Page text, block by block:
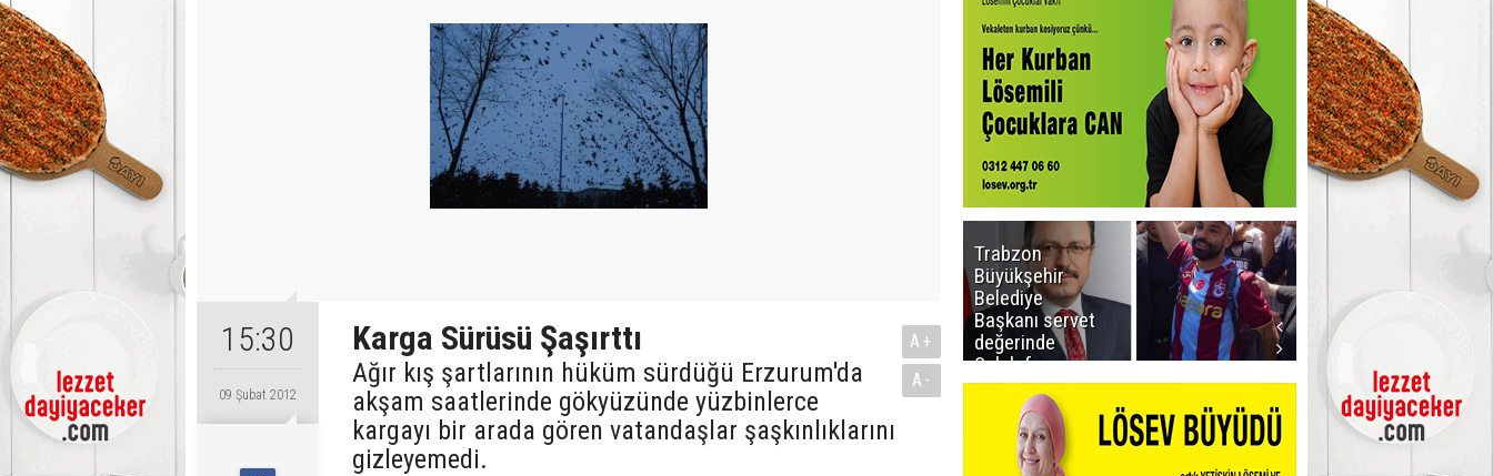
15:30
09 Şubat 2012
Karga Sürüsü Şaşırttı
Ağır kış şartlarının hüküm sürdüğü Erzurum'da
akşam saatlerinde gökyüzünde yüzbinlerce
kargayı bir arada gören vatandaşlar şaşkınlıklarını
gizleyemedi.
A+
A-
Trabzon
Büyükşehir
Belediye
Başkanı servet
değerinde
Salah forması
aldı
Erzurum'da